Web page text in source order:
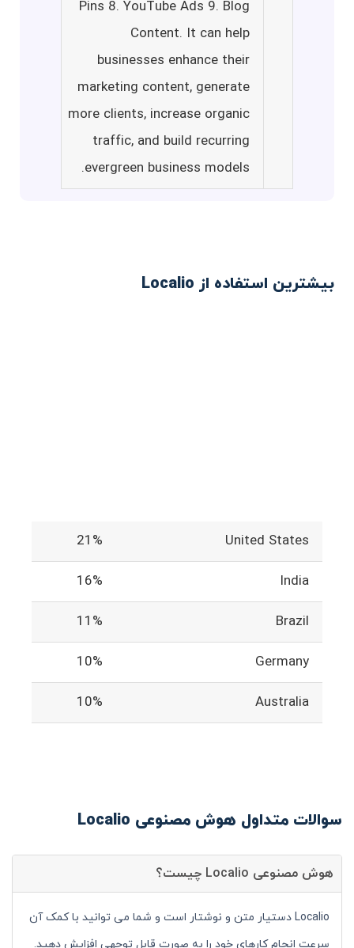
Pins 8. YouTube Ads 9. Blog
Content. It can help
businesses enhance their
marketing content, generate
more clients, increase organic
traffic, and build recurring
evergreen business models.
بیشترین استفاده از Localio
United States
21%
India
16%
Brazil
11%
Germany
10%
Australia
10%
سوالات متداول هوش مصنوعی Localio
هوش مصنوعی Localio چیست؟
Localio دستیار متن و نوشتار است و شما می توانید با کمک آن
سرعت انجام کارهای خود را به صورت قابل توجهی افزایش دهید.